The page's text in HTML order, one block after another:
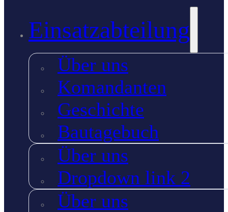
Einsatzabteilung
Über uns
Komandanten
Geschichte
Bautagebuch
Über uns
Dropdown link 2
Über uns